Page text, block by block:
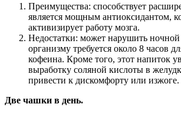
Преимущества: способствует
является мощным антиоксидантом,
активизирует работу мозга.
Недостатки: может нарушить ночной
организму требуется около 8 часов
кофеина. Кроме того, этот напиток
выработку соляной кислоты в
привести к дискомфорту или изжоге.
Две чашки в день.